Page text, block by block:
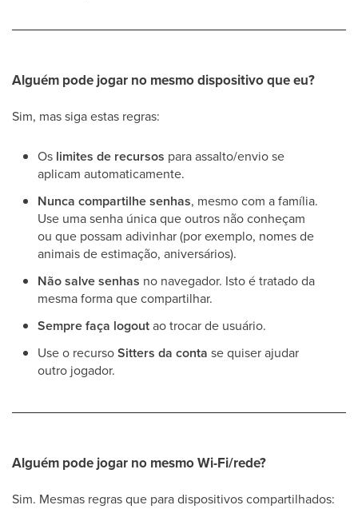
Alguém pode jogar no mesmo dispositivo que eu?
Sim, mas siga estas regras:
Os limites de recursos para assalto/envio se
aplicam automaticamente.
Nunca compartilhe senhas, mesmo com a família.
Use uma senha única que outros não conheçam
ou que possam adivinhar (por exemplo, nomes de
animais de estimação, aniversários).
Não salve senhas no navegador. Isto é tratado da
mesma forma que compartilhar.
Sempre faça logoutao trocar de usuário.
Use o recursoSitters da conta se quiser ajudar
outro jogador.
Alguém pode jogar no mesmo Wi-Fi/rede?
Sim. Mesmas regras que para dispositivos compartilhados: